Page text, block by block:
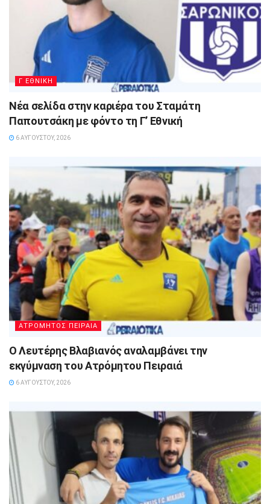
Γ ΕΘΝΙΚΗ
Νέα σελίδα στην καριέρα του Σταμάτη
Παπουτσάκη με φόντο τη Γ’ Εθνική
6 ΑΥΓΟΎΣΤΟΥ, 2026
ΑΤΡΟΜΗΤΟΣ ΠΕΙΡΑΙΑ
Ο Λευτέρης Βλαβιανός αναλαμβάνει την
εκγύμναση του Ατρόμητου Πειραιά
6 ΑΥΓΟΎΣΤΟΥ, 2026